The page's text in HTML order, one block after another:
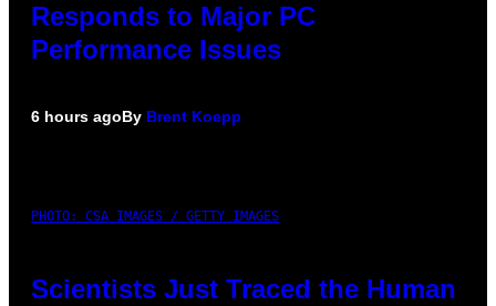
Responds to Major PC
Performance Issues
6 hours agoBy Brent Koepp
PHOTO: CSA IMAGES / GETTY IMAGES
Scientists Just Traced the Human